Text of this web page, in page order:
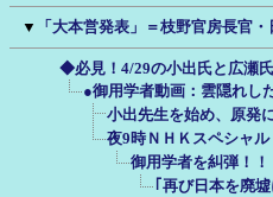
▼ 「大本営発表」＝枝野官房長官
◆必見！4/29の小出氏と広瀬
●御用学者動画：雲隠れし
小出先生を始め、原発
夜9時ＮＨＫスペシャ
御用学者を糾弾！！
｢再び日本を廃